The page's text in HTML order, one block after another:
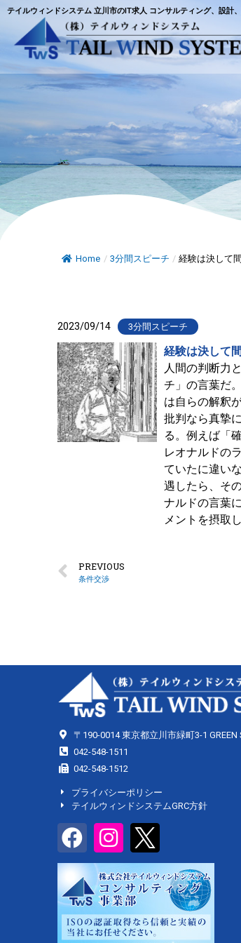
テイルウィンドシステム 立川市のIT求人 コンサルティング、設計
Home / 3分間スピーチ / 経験は決して
2023/09/14 3分間スピーチ
経験は決して
人間の判断力
チ」の言葉だ
は自らの解釈
批判なら真摯
る。例えば「
レオナルドの
ていたに違い
遇したら、そ
ナルドの言葉
メントを摂取
PREVIOUS
条件交渉
〒190-0014 東京都立川市緑町3-1 GREEN
042-548-1511
042-548-1512
プライバシーポリシー
テイルウィンドシステムGRC方針